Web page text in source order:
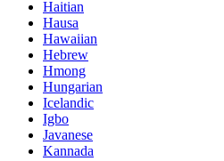
Haitian
Hausa
Hawaiian
Hebrew
Hmong
Hungarian
Icelandic
Igbo
Javanese
Kannada